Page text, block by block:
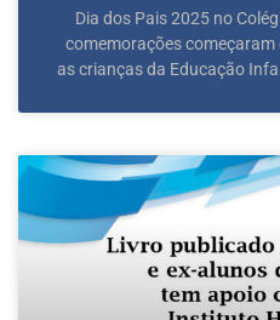
Dia dos Pais 2025 no
comemorações
as crianças da Educação